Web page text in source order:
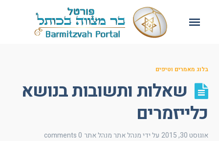
בלוג מאמרים וטיפים
שאלות ותשובות בנושא
כלייזמרים
אוגוסט 30, 2015 על ידי מנהל אתרמנהל אתר 0 comments